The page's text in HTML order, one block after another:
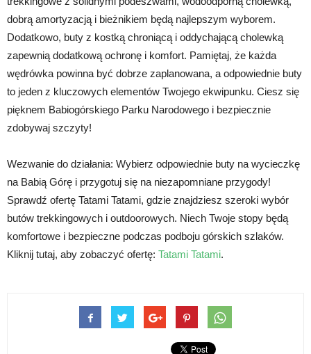
dobrą amortyzacją i bieżnikiem będą najlepszym wyborem.
Dodatkowo, buty z kostką chroniącą i oddychającą cholewką
zapewnią dodatkową ochronę i komfort. Pamiętaj, że każda
wędrówka powinna być dobrze zaplanowana, a odpowiednie buty
to jeden z kluczowych elementów Twojego ekwipunku. Ciesz się
pięknem Babiogórskiego Parku Narodowego i bezpiecznie
zdobywaj szczyty!
Wezwanie do działania: Wybierz odpowiednie buty na wycieczkę
na Babią Górę i przygotuj się na niezapomniane przygody!
Sprawdź ofertę Tatami Tatami, gdzie znajdziesz szeroki wybór
butów trekkingowych i outdoorowych. Niech Twoje stopy będą
komfortowe i bezpieczne podczas podboju górskich szlaków.
Kliknij tutaj, aby zobaczyć ofertę: Tatami Tatami.